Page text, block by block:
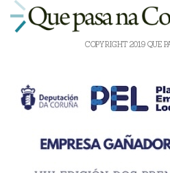
COPYRIGHT 2019 QUE